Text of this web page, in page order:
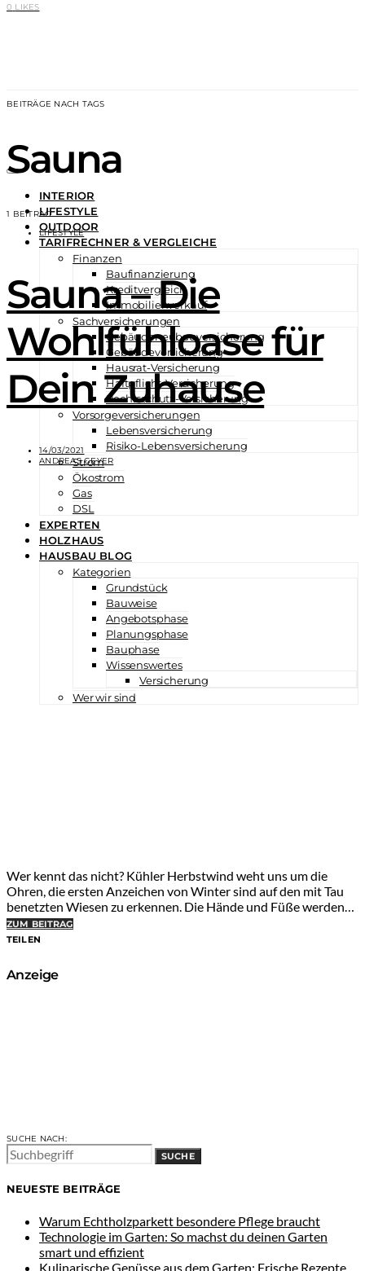
0 LIKES
INTERIOR
LIFESTYLE
OUTDOOR
TARIFRECHNER & VERGLEICHE
Finanzen
Baufinanzierung
Kreditvergleich
Immobilienverkauf
Sachversicherungen
Gebäudeneubauversicherung
Gebäudeversicherung
Hausrat-Versicherung
Haftpflicht-Versicherung
Rechtsschutz-Versicherung
Vorsorgeversicherungen
Lebensversicherung
Risiko-Lebensversicherung
Strom
Ökostrom
Gas
DSL
EXPERTEN
HOLZHAUS
HAUSBAU BLOG
Kategorien
Grundstück
Bauweise
Angebotsphase
Planungsphase
Bauphase
Wissenswertes
Versicherung
Wer wir sind
BEITRÄGE NACH TAGS
Sauna
1 BEITRAG
LIFESTYLE
Sauna – Die
Wohlfühloase für
Dein Zuhause
14/03/2021
ANDREAS GEYER
Wer kennt das nicht? Kühler Herbstwind weht uns um die
Ohren, die ersten Anzeichen von Winter sind auf den mit Tau
benetzten Wiesen zu erkennen. Die Hände und Füße werden…
ZUM BEITRAG
TEILEN
Anzeige
SUCHE NACH:
SUCHE
NEUESTE BEITRÄGE
Warum Echtholzparkett besondere Pflege braucht
Technologie im Garten: So machst du deinen Garten
smart und effizient
Kulinarische Genüsse aus dem Garten: Frische Rezepte